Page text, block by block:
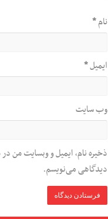
نام*
ایمیل*
وب‌ سایت
ذخیره نام، ایمیل و وبسایت من در
دیدگاهی می‌نویسم.